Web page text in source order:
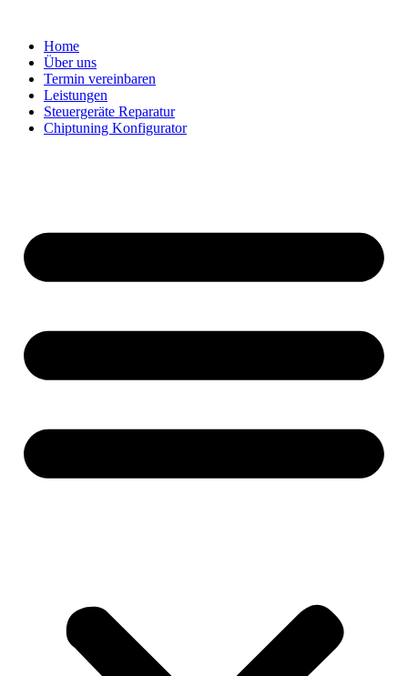
springenHome
Über uns
Termin vereinbaren
Leistungen
Steuergeräte Reparatur
Chiptuning Konfigurator